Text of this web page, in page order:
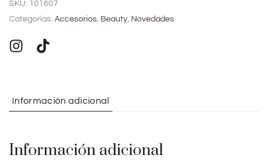
t
e
r
i
e
:
SKU: 101607
Categorías: Accesorios Beauty Novedades
Información adicional
Información adicional